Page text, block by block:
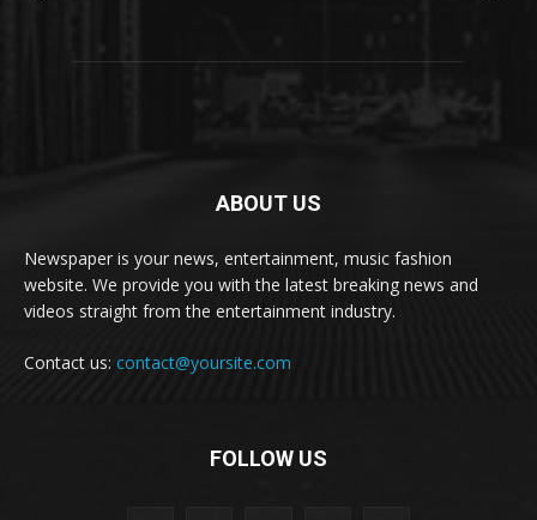
ABOUT US
Newspaper is your news, entertainment, music fashion
website. We provide you with the latest breaking news and
videos straight from the entertainment industry.
Contact us: contact@yoursite.com
FOLLOW US